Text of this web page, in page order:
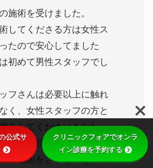
施術を受けました。
してくださる方は女性ス
たので安心してました
初めて男性スタッフでし
フさんは必要以上に触れ
く、女性スタッフの方と
をしてくださいました。
着姿で目を覆われた状態
に施術をされるのはすご
公式サ
クリニックフォアでオンラ
イン診療を予約する